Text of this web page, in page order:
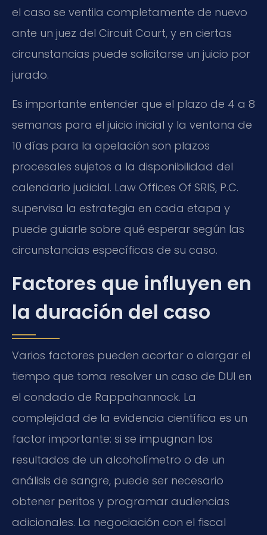
el caso se ventila completamente de nuevo
ante un juez del Circuit Court, y en ciertas
circunstancias puede solicitarse un juicio por
jurado.
Es importante entender que el plazo de 4 a 8
semanas para el juicio inicial y la ventana de
10 días para la apelación son plazos
procesales sujetos a la disponibilidad del
calendario judicial. Law Offices Of SRIS, P.C.
supervisa la estrategia en cada etapa y
puede guiarle sobre qué esperar según las
circunstancias específicas de su caso.
Factores que influyen en
la duración del caso
Varios factores pueden acortar o alargar el
tiempo que toma resolver un caso de DUI en
el condado de Rappahannock. La
complejidad de la evidencia científica es un
factor importante: si se impugnan los
resultados de un alcoholímetro o de un
análisis de sangre, puede ser necesario
obtener peritos y programar audiencias
adicionales. La negociación con el fiscal